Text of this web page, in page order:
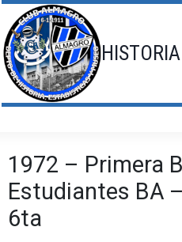
Saltar
al
contenido
1972 – Primera
Estudiantes BA
6ta